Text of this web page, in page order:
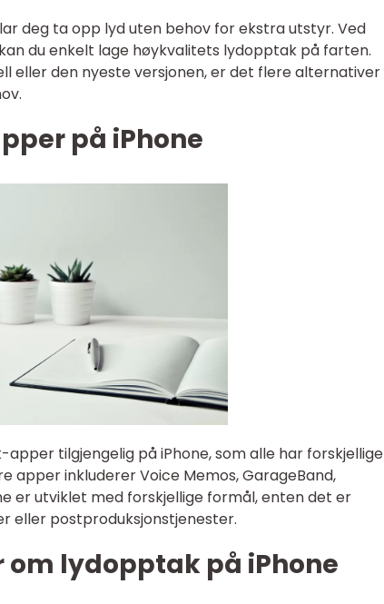
deg ta opp lyd uten behov for ekstra utstyr. Ved
du enkelt lage høykvalitets lydopptak på farten.
eller den nyeste versjonen, er det flere alternativer
på iPhone
tilgjengelig på iPhone, som alle har forskjellige
apper inkluderer Voice Memos, GarageBand,
er utviklet med forskjellige formål, enten det er
eller postproduksjonstjenester.
lydopptak på iPhone